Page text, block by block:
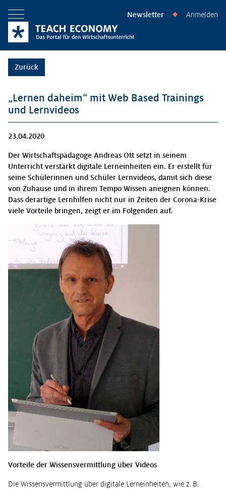
Menü öffnen Newsletter ◆ Anmelden
Zurück
„Lernen daheim“ mit Web Based Trainings
und Lernvideos
23.04.2020
Der Wirtschaftspädagoge Andreas Ott setzt in seinem
Unterricht verstärkt digitale Lerneinheiten ein. Er erstellt für
seine Schülerinnen und Schüler Lernvideos, damit sich diese
von Zuhause und in ihrem Tempo Wissen aneignen können.
Dass derartige Lernhilfen nicht nur in Zeiten der Corona-Krise
viele Vorteile bringen, zeigt er im Folgenden auf.
Vorteile der Wissensvermittlung über Videos
Die Wissensvermittlung über digitale Lerneinheiten, wie z. B.